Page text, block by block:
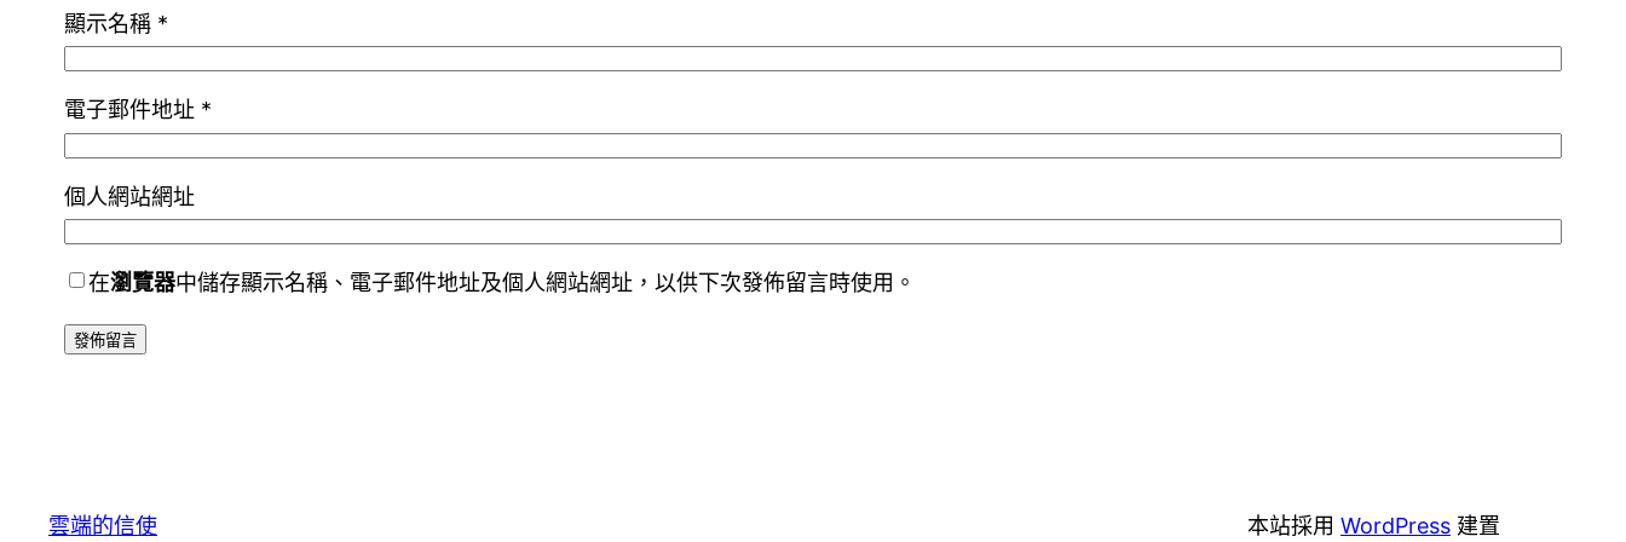
顯示名稱 *
電子郵件地址 *
個人網站網址
在瀏覽器中儲存顯示名稱、電子郵件地址及個人網站網址，以供下次發佈留言時使用。
雲端的信使 本站採用 WordPress 建置